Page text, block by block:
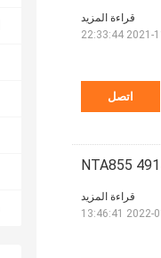
اتصل
قراءة المزيد
2021-11-25
قراءة المزيد
2022-01-06